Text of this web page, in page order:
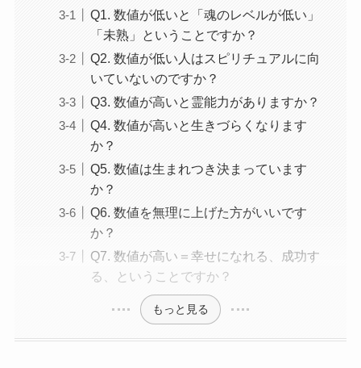
Q1. 数値が低いと「魂のレベルが低い」
「未熟」ということですか？
Q2. 数値が低い人はスピリチュアルに向
いていないのですか？
Q3. 数値が高いと霊能力がありますか？
Q4. 数値が高いと生きづらくなります
か？
Q5. 数値は生まれつき決まっています
か？
Q6. 数値を無理に上げた方がいいです
か？
Q7. 数値が高い＝幸せになれる、成功す
る、ということですか？
もっと見る